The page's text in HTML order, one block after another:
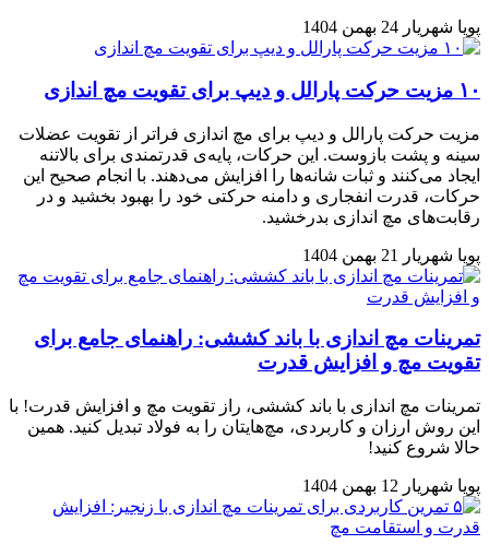
پویا شهریار 24 بهمن 1404
۱۰ مزیت حرکت پارالل و دیپ برای تقویت مچ اندازی
مزیت حرکت پارالل و دیپ برای مچ اندازی فراتر از تقویت عضلات
سینه و پشت بازوست. این حرکات، پایه‌ی قدرتمندی برای بالاتنه
ایجاد می‌کنند و ثبات شانه‌ها را افزایش می‌دهند. با انجام صحیح این
حرکات، قدرت انفجاری و دامنه حرکتی خود را بهبود بخشید و در
رقابت‌های مچ اندازی بدرخشید.
پویا شهریار 21 بهمن 1404
تمرینات مچ اندازی با باند کششی: راهنمای جامع برای
تقویت مچ و افزایش قدرت
تمرینات مچ اندازی با باند کششی، راز تقویت مچ و افزایش قدرت! با
این روش ارزان و کاربردی، مچ‌هایتان را به فولاد تبدیل کنید. همین
حالا شروع کنید!
پویا شهریار 12 بهمن 1404